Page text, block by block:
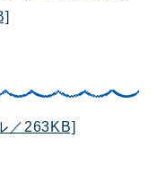
／263KB]